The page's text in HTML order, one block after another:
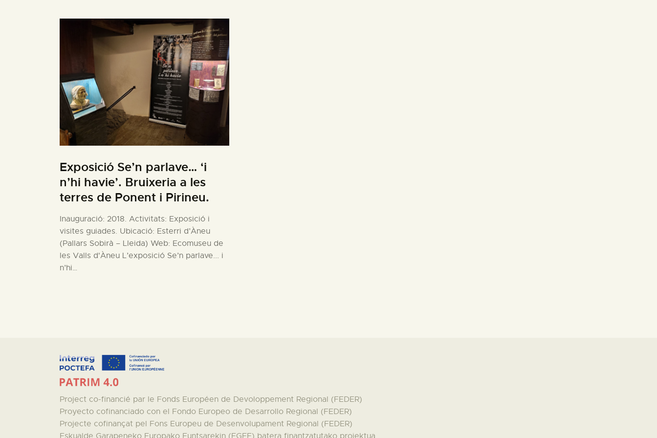
Exposició Se’n parlave… ‘i
n’hi havie’. Bruixeria a les
terres de Ponent i Pirineu.
Inauguració: 2018. Activitats: Exposició i
visites guiades. Ubicació: Esterri d’Àneu
(Pallars Sobirà – Lleida) Web: Ecomuseu de
les Valls d'Àneu L’exposició Se’n parlave... i
n’hi…
Project co-financié par le Fonds Européen de Devoloppement Regional (FEDER)
Proyecto cofinanciado con el Fondo Europeo de Desarrollo Regional (FEDER)
Projecte cofinançat pel Fons Europeu de Desenvolupament Regional (FEDER)